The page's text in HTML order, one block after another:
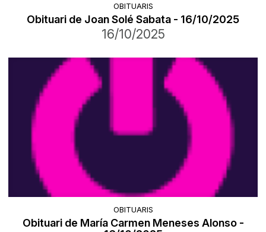
OBITUARIS
Obituari de Joan Solé Sabata - 16/10/2025
16/10/2025
OBITUARIS
Obituari de María Carmen Meneses Alonso -